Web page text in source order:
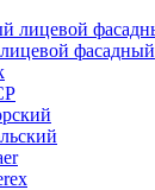
фасадный